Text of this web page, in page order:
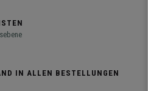
IN ALLEN BESTELLUNGEN